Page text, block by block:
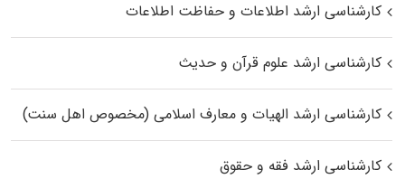
کارشناسی ارشد اطلاعات و حفاظت اطلاعات
کارشناسی ارشد علوم قرآن و حدیث
کارشناسی ارشد الهیات و معارف اسلامی (مخصوص اهل سنت)
کارشناسی ارشد فقه و حقوق